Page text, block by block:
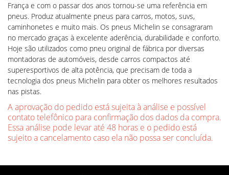
França e com o passar dos anos tornou-se uma referência em
pneus. Produz atualmente pneus para carros, motos, suvs,
caminhonetes e muito mais. Os pneus Michelin se consagraram
no mercado graças à excelente aderência, durabilidade e conforto.
Hoje são utilizados como pneu original de fábrica por diversas
montadoras de automóveis, desde carros compactos até
superesportivos de alta potência, que precisam de toda a
tecnologia dos pneus Michelin para obter os melhores resultados
nas pistas.
A aprovação do pedido está sujeita à análise e possível
contato telefônico para confirmação dos dados da compra.
Essa análise pode levar até 48 horas e o pedido está
sujeito a cancelamento caso ela não possa ser concluída.